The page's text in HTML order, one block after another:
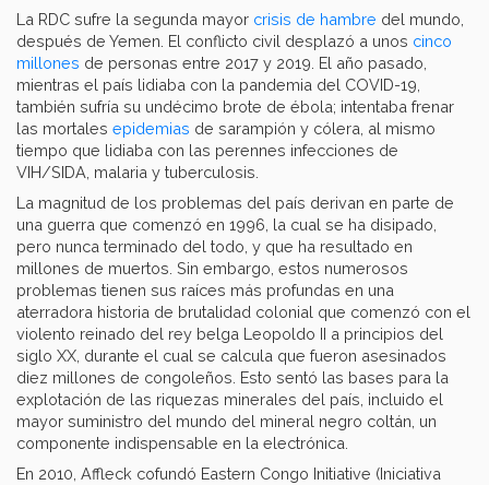
La RDC sufre la segunda mayor crisis de hambre del mundo,
después de Yemen. El conflicto civil desplazó a unos cinco
millones de personas entre 2017 y 2019. El año pasado,
mientras el país lidiaba con la pandemia del COVID-19,
también sufría su undécimo brote de ébola; intentaba frenar
las mortales epidemias de sarampión y cólera, al mismo
tiempo que lidiaba con las perennes infecciones de
VIH/SIDA, malaria y tuberculosis.
La magnitud de los problemas del país derivan en parte de
una guerra que comenzó en 1996, la cual se ha disipado,
pero nunca terminado del todo, y que ha resultado en
millones de muertos. Sin embargo, estos numerosos
problemas tienen sus raíces más profundas en una
aterradora historia de brutalidad colonial que comenzó con el
violento reinado del rey belga Leopoldo II a principios del
siglo XX, durante el cual se calcula que fueron asesinados
diez millones de congoleños. Esto sentó las bases para la
explotación de las riquezas minerales del país, incluido el
mayor suministro del mundo del mineral negro coltán, un
componente indispensable en la electrónica.
En 2010, Affleck cofundó Eastern Congo Initiative (Iniciativa